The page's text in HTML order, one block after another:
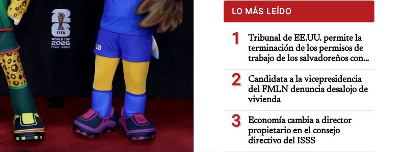
LO MÁS LEÍDO
1
Tribunal de EE.UU. permite la
terminación de los permisos de
trabajo de los salvadoreños con
TPS
2
Candidata a la vicepresidencia
del FMLN denuncia desalojo de
vivienda
3
Economía cambia a director
propietario en el consejo
directivo del ISSS